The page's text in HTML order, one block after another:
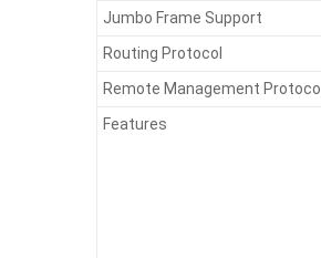
Jumbo Frame Support
Routing Protocol
Remote Management Protocol
Features